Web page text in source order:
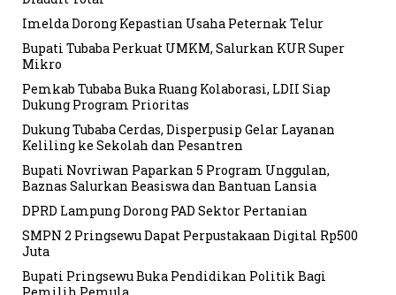
Imelda Dorong Kepastian Usaha Peternak Telur
Bupati Tubaba Perkuat UMKM, Salurkan KUR Super
Mikro
Pemkab Tubaba Buka Ruang Kolaborasi, LDII Siap
Dukung Program Prioritas
Dukung Tubaba Cerdas, Disperpusip Gelar Layanan
Keliling ke Sekolah dan Pesantren
Bupati Novriwan Paparkan 5 Program Unggulan,
Baznas Salurkan Beasiswa dan Bantuan Lansia
DPRD Lampung Dorong PAD Sektor Pertanian
SMPN 2 Pringsewu Dapat Perpustakaan Digital Rp500
Juta
Bupati Pringsewu Buka Pendidikan Politik Bagi